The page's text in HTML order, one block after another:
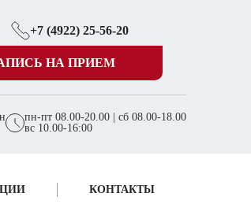
+7 (4922) 25-56-20
НА ПРИЕМ
пн-пт 08.00-20.00 | сб 08.00-18.00
вс 10.00-16:00
КОНТАКТЫ